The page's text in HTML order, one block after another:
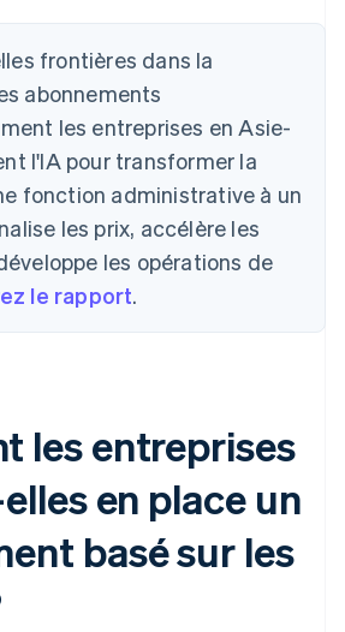
frontières dans la
abonnements
les entreprises en Asie-
l'IA pour transformer la
fonction administrative à un
les prix, accélère les
les opérations de
le rapport.
les entreprises
en place un
basé sur les